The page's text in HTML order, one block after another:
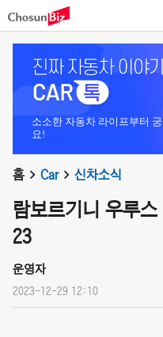
소소한 자동차 라이프부터
요!
홈 Car 신차소식
람보르기니 우루
23
운영자
2023-12-29 12:10